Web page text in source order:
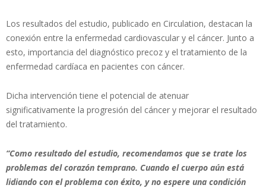
Los resultados del estudio, publicado en Circulation, destacan la
conexión entre la enfermedad cardiovascular y el cáncer. Junto a
esto, importancia del diagnóstico precoz y el tratamiento de la
enfermedad cardíaca en pacientes con cáncer.
Dicha intervención tiene el potencial de atenuar
significativamente la progresión del cáncer y mejorar el resultado
del tratamiento.
“Como resultado del estudio, recomendamos que se trate los
problemas del corazón temprano. Cuando el cuerpo aún está
lidiando con el problema con éxito, y no espere una condición